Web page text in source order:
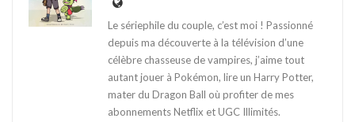
Le sériephile du couple, c’est moi ! Passionné
depuis ma découverte à la télévision d’une
célèbre chasseuse de vampires, j’aime tout
autant jouer à Pokémon, lire un Harry Potter,
mater du Dragon Ball où profiter de mes
abonnements Netflix et UGC Illimités.